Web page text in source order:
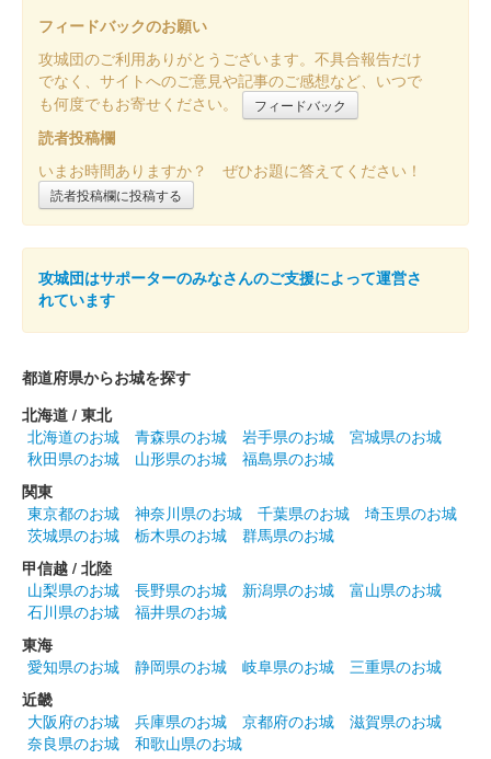
彦根城 御城印 井伊の赤備え初陣440年記念版 第4弾
21日デザイン
販売終了
2024年12月21、22日に開催されたお城EXPO 2024の国宝 彦根
城・佐和山城ブースにて販売された御城印。12月21日のみの販
売のデザイン。
彦根城 御城印 特別版
販売終了
2024年12月21、22日に開催されたお城EXPO 2024の国宝 彦根
城・佐和山城ブースにて販売された御城印。新字体を使用した特
別版。
彦根城 御城印 オシロボット 彦根城
2024年11月3日に開催された「ひこねの城まつりパレード」の
MIXI_ANIMEのブースにて販売された「城郭合体オシロボッツ」
とのコラボ御城印。その後、彦根城「二の丸観光案内所」で販売
したのち、……
彦根城 御城印 井伊の赤備え初陣440年記念版 第3弾
フィードバックのお願い
攻城団のご利用ありがとうございます。不具合報告だけ
でなく、サイトへのご意見や記事のご感想など、いつで
も何度でもお寄せください。
フィードバック
読者投稿欄
いまお時間ありますか？ ぜひお題に答えてください！
読者投稿欄に投稿する
攻城団はサポーターのみなさんのご支援によって運営さ
れています
都道府県からお城を探す
北海道 / 東北
北海道のお城
青森県のお城 岩手県のお城
宮城県のお城
秋田県のお城
山形県のお城
福島県のお城
関東
東京都のお城
神奈川県のお城 千葉県のお城
埼玉県のお城
茨城県のお城
栃木県のお城
群馬県のお城
甲信越 / 北陸
山梨県のお城
長野県のお城 新潟県のお城
富山県のお城
石川県のお城
福井県のお城
東海
愛知県のお城
静岡県のお城 岐阜県のお城
三重県のお城
近畿
大阪府のお城
兵庫県のお城 京都府のお城
滋賀県のお城
奈良県のお城
和歌山県のお城